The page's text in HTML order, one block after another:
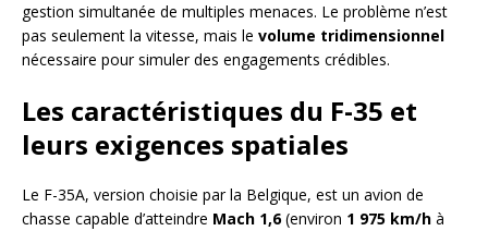
gestion simultanée de multiples menaces. Le problème n’est
pas seulement la vitesse, mais le volume tridimensionnel
nécessaire pour simuler des engagements crédibles.
Les caractéristiques du F-35 et
leurs exigences spatiales
Le F-35A, version choisie par la Belgique, est un avion de
chasse capable d’atteindre Mach 1,6(environ 1 975 km/h à